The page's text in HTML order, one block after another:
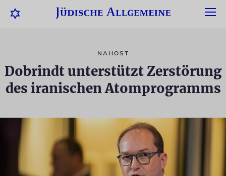
NAHOST
Dobrindt unterstützt Zerstörung
des iranischen Atomprogramms